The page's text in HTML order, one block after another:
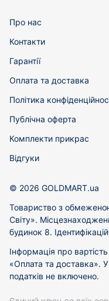
Про нас
Контакти
Гарантії
Оплата та доставка
Політика
Публічна оферта
Комплекти прикрас
Відгуки
© 2026 GOLDMART.ua
Товариство з
Світу».
будинок 8.
Інформація про
«Оплата та доставка».
податків не включено.